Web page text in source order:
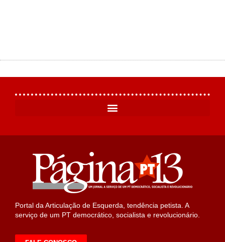
Portal da Articulação de Esquerda, tendência petista. A
serviço de um PT democrático, socialista e revolucionário.